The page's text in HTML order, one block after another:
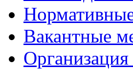
Вакантные
Организация